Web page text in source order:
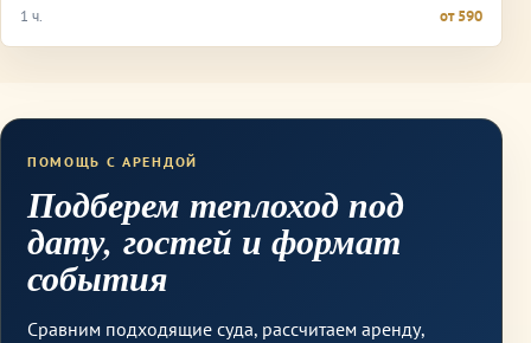
1 ч. от 590
ПОМОЩЬ С АРЕНДОЙ
Подберем теплоход под
дату, гостей и формат
события
Сравним подходящие суда, рассчитаем аренду,